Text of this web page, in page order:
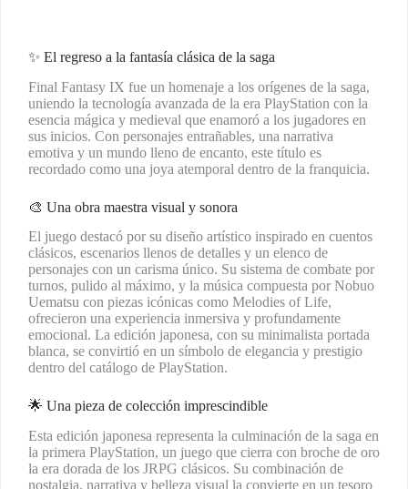
✨ El regreso a la fantasía clásica de la saga
Final Fantasy IX fue un homenaje a los orígenes de la saga,
uniendo la tecnología avanzada de la era PlayStation con la
esencia mágica y medieval que enamoró a los jugadores en
sus inicios. Con personajes entrañables, una narrativa
emotiva y un mundo lleno de encanto, este título es
recordado como una joya atemporal dentro de la franquicia.
🎨 Una obra maestra visual y sonora
El juego destacó por su diseño artístico inspirado en cuentos
clásicos, escenarios llenos de detalles y un elenco de
personajes con un carisma único. Su sistema de combate por
turnos, pulido al máximo, y la música compuesta por Nobuo
Uematsu con piezas icónicas como Melodies of Life,
ofrecieron una experiencia inmersiva y profundamente
emocional. La edición japonesa, con su minimalista portada
blanca, se convirtió en un símbolo de elegancia y prestigio
dentro del catálogo de PlayStation.
🌟 Una pieza de colección imprescindible
Esta edición japonesa representa la culminación de la saga en
la primera PlayStation, un juego que cierra con broche de oro
la era dorada de los JRPG clásicos. Su combinación de
nostalgia, narrativa y belleza visual la convierte en un tesoro